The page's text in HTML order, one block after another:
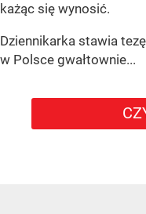
każąc się wynosić.
Dziennikarka stawia
w Polsce gwałtownie...